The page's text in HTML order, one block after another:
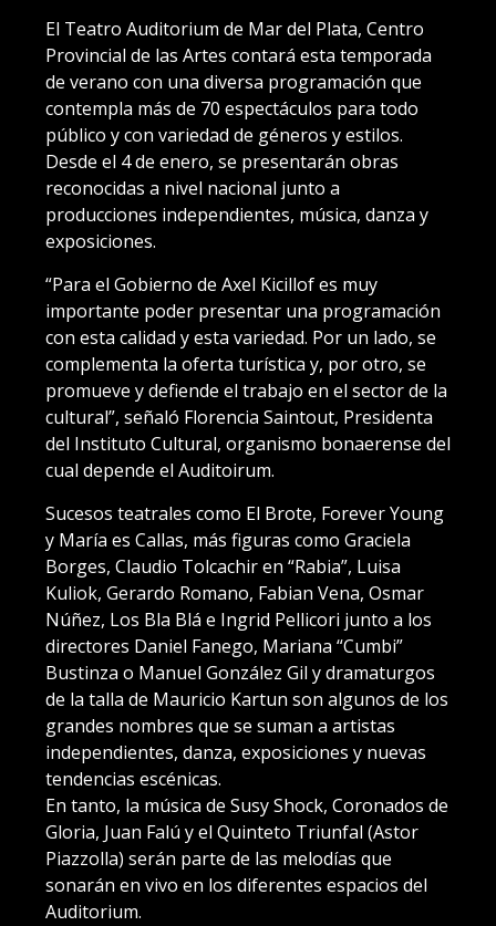
El Teatro Auditorium de Mar del Plata, Centro
Provincial de las Artes contará esta temporada
de verano con una diversa programación que
contempla más de 70 espectáculos para todo
público y con variedad de géneros y estilos.
Desde el 4 de enero, se presentarán obras
reconocidas a nivel nacional junto a
producciones independientes, música, danza y
exposiciones.
“Para el Gobierno de Axel Kicillof es muy
importante poder presentar una programación
con esta calidad y esta variedad. Por un lado, se
complementa la oferta turística y, por otro, se
promueve y defiende el trabajo en el sector de la
cultural”, señaló Florencia Saintout, Presidenta
del Instituto Cultural, organismo bonaerense del
cual depende el Auditoirum.
Sucesos teatrales como El Brote, Forever Young
y María es Callas, más figuras como Graciela
Borges, Claudio Tolcachir en “Rabia”, Luisa
Kuliok, Gerardo Romano, Fabian Vena, Osmar
Núñez, Los Bla Blá e Ingrid Pellicori junto a los
directores Daniel Fanego, Mariana “Cumbi”
Bustinza o Manuel González Gil y dramaturgos
de la talla de Mauricio Kartun son algunos de los
grandes nombres que se suman a artistas
independientes, danza, exposiciones y nuevas
tendencias escénicas.
En tanto, la música de Susy Shock, Coronados de
Gloria, Juan Falú y el Quinteto Triunfal (Astor
Piazzolla) serán parte de las melodías que
sonarán en vivo en los diferentes espacios del
Auditorium.